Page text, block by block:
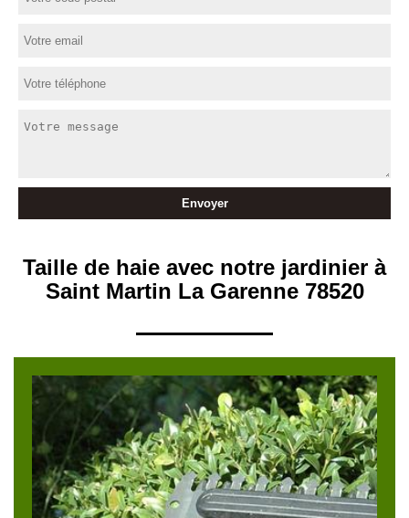
Taille de haie avec notre jardinier à
Saint Martin La Garenne 78520